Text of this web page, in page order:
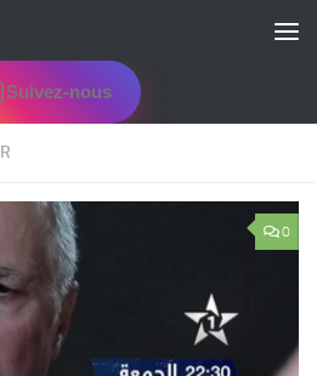
Suivez-nous
0